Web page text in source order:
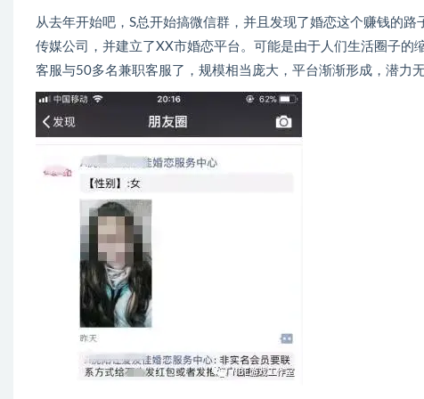
从去年开始吧，S总开始搞微信群，并且发现了婚恋这个赚钱的
传媒公司，并建立了XX市婚恋平台。可能是由于人们生活圈子
客服与50多名兼职客服了，规模相当庞大，平台渐渐形成，潜力